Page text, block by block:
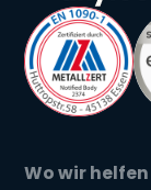
Wo wir